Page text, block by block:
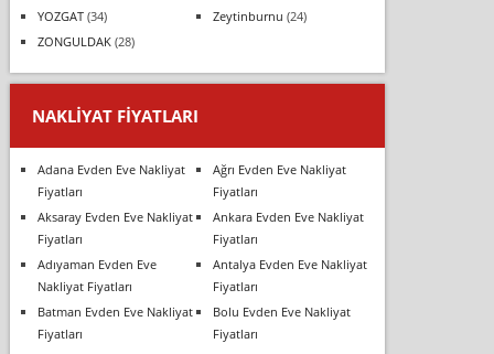
YOZGAT(34) Zeytinburnu (24)
ZONGULDAK(28)
NAKLIYAT FIYATLARI
Adana Evden Eve Nakliyat
Fiyatları
Ağrı Evden Eve Nakliyat
Fiyatları
Aksaray Evden Eve Nakliyat
Fiyatları
Ankara Evden Eve Nakliyat
Fiyatları
Adıyaman Evden Eve
Nakliyat Fiyatları
Antalya Evden Eve Nakliyat
Fiyatları
Batman Evden Eve Nakliyat
Fiyatları
Bolu Evden Eve Nakliyat
Fiyatları